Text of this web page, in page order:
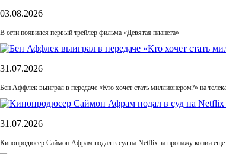
03.08.2026
В сети появился первый трейлер фильма «Девятая планета»
31.07.2026
Бен Аффлек выиграл в передаче «Кто хочет стать миллионером?» на
31.07.2026
Кинопродюсер Саймон Афрам подал в суд на Netflix за пропажу копии